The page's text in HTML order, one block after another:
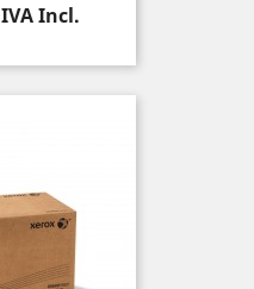
IVA Incl.